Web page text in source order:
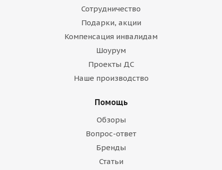
Сотрудничество
Подарки, акции
Компенсация инвалидам
Шоурум
Проекты ДС
Наше производство
Помощь
Обзоры
Вопрос-ответ
Бренды
Статьи